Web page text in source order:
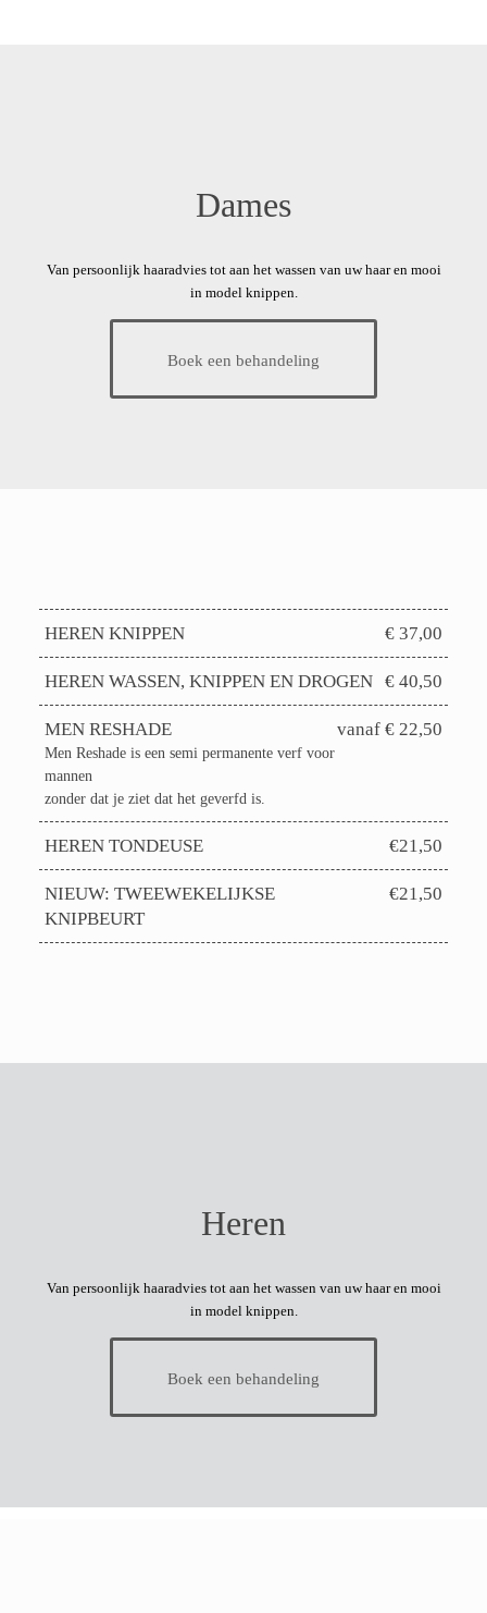
Dames
Van persoonlijk haaradvies tot aan het wassen van uw haar en mooi
in model knippen.
Boek een behandeling
HEREN KNIPPEN € 37,00
HEREN WASSEN, KNIPPEN EN DROGEN € 40,50
MEN RESHADE vanaf € 22,50
Men Reshade is een semi permanente verf voor
mannen
zonder dat je ziet dat het geverfd is.
HEREN TONDEUSE €21,50
NIEUW: TWEEWEKELIJKSE
KNIPBEURT
€21,50
Heren
Van persoonlijk haaradvies tot aan het wassen van uw haar en mooi
in model knippen.
Boek een behandeling